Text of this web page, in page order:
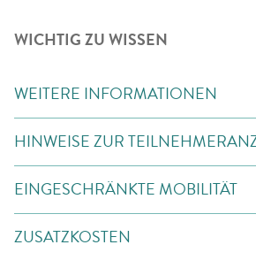
WICHTIG ZU WISSEN
WEITERE INFORMATIONEN
HINWEISE ZUR
EINGESCHRÄNKTE MOBILITÄT
ZUSATZKOSTEN